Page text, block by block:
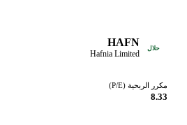
حلال HAFN
Hafnia Limited
مكرر الربحية (P/E)
8.33